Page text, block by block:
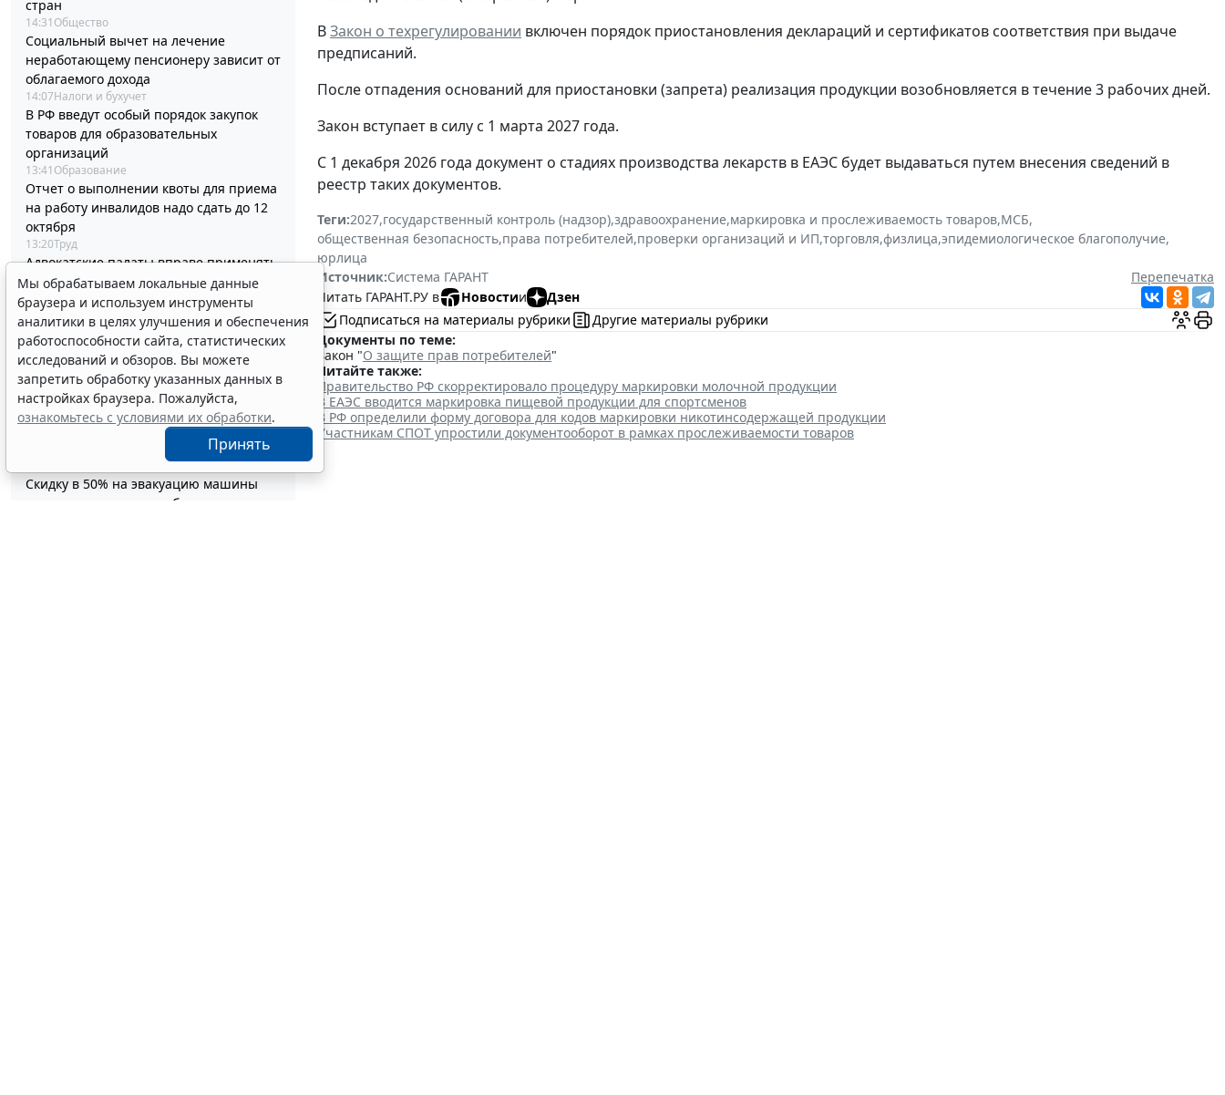
стран
14:31 Общество
Социальный вычет на лечение
неработающему пенсионеру зависит от
облагаемого дохода
14:07Налоги и бухучет
В РФ введут особый порядок закупок
товаров для образовательных
организаций
13:41 Образование
Отчет о выполнении квоты для приема
на работу инвалидов надо сдать до 12
октября
13:20Труд
Адвокатские палаты вправе применять
УСН при соблюдении условий и
ограничений
12:58Налоги и бухучет
Контракты по однородным товарам
можно заключать с одним и тем же
едпоставщиком
12:39 Бизнес
В РФ утвердили стандарт медпомощи
детям при наследственной
Скидку в 50% на эвакуацию машины
предложили ввести за быструю оплату
ВЗакон о техрегулировании включен порядок приостановления деклараций и сертификатов соответствия при выдаче
предписаний.
После отпадения оснований для приостановки (запрета) реализация продукции возобновляется в течение 3 рабочих дней.
Закон вступает в силу с 1 марта 2027 года.
С 1 декабря 2026 года документ о стадиях производства лекарств в ЕАЭС будет выдаваться путем внесения сведений в
реестр таких документов.
Теги:2027,государственный контроль (надзор),здравоохранение,маркировка и прослеживаемость товаров,МСБ,
общественная безопасность,права потребителей,проверки организаций и ИП,торговля,физлица,эпидемиологическое благополучие,
юрлица
Источник:Система ГАРАНТ
Перепечатка
Читать ГАРАНТ.РУ в
Новостии
Дзен
Подписаться на материалы рубрики
Другие материалы рубрики
Документы по теме:
Закон "О защите прав потребителей"
Читайте также:
Правительство РФ скорректировало процедуру маркировки молочной продукции
В ЕАЭС вводится маркировка пищевой продукции для спортсменов
В РФ определили форму договора для кодов маркировки никотинсодержащей продукции
Участникам СПОТ упростили документооборот в рамках прослеживаемости товаров
Мы обрабатываем локальные данные
браузера и используем инструменты
аналитики в целях улучшения и обеспечения
работоспособности сайта, статистических
исследований и обзоров. Вы можете
запретить обработку указанных данных в
настройках браузера. Пожалуйста,
ознакомьтесь с условиями их обработки.
Принять